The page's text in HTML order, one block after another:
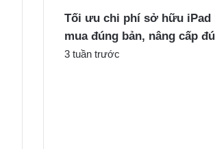
Tối ưu chi phí sở hữu iPad
mua đúng bản, nâng cấp
3 tuần trước